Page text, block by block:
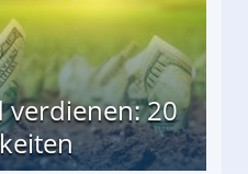
verdienen: 20